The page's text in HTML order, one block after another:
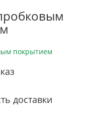
доставки